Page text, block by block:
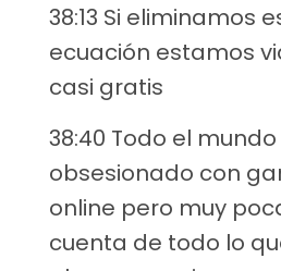
38:13 Si eliminamos
ecuación estamos
casi gratis
38:40 Todo el
obsesionado con
online pero muy
cuenta de todo lo